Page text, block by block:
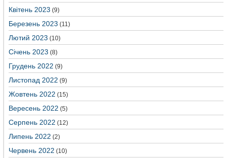
Квітень 2023 (9)
Березень 2023 (11)
Лютий 2023 (10)
Січень 2023 (8)
Грудень 2022 (9)
Листопад 2022 (9)
Жовтень 2022 (15)
Вересень 2022 (5)
Серпень 2022 (12)
Липень 2022 (2)
Червень 2022 (10)